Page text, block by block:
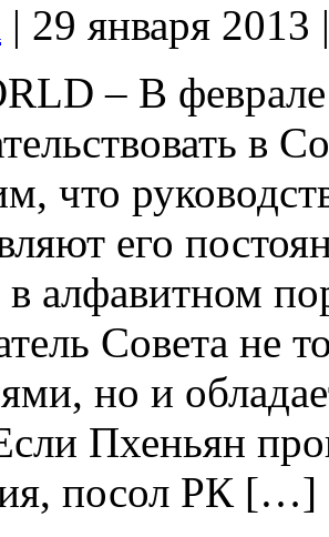
| 29 января 2013
– В
в
что
его
алфавитном
Совета не
но и
Пхеньян
посол РК […]